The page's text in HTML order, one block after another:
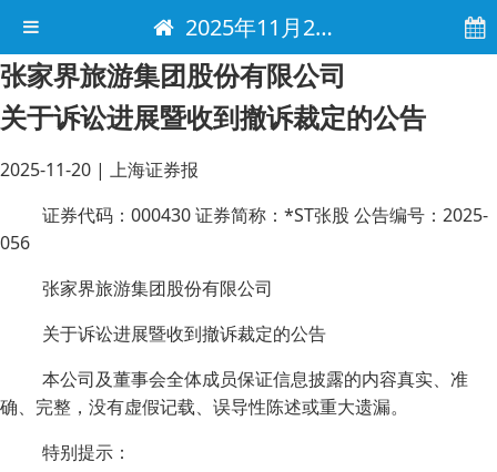
2025年11月20日 电子报
张家界旅游集团股份有限公司
关于诉讼进展暨收到撤诉裁定的公告
2025-11-20 | 上海证券报
证券代码：000430 证券简称：*ST张股 公告编号：2025-
056
张家界旅游集团股份有限公司
关于诉讼进展暨收到撤诉裁定的公告
本公司及董事会全体成员保证信息披露的内容真实、准
确、完整，没有虚假记载、误导性陈述或重大遗漏。
特别提示：